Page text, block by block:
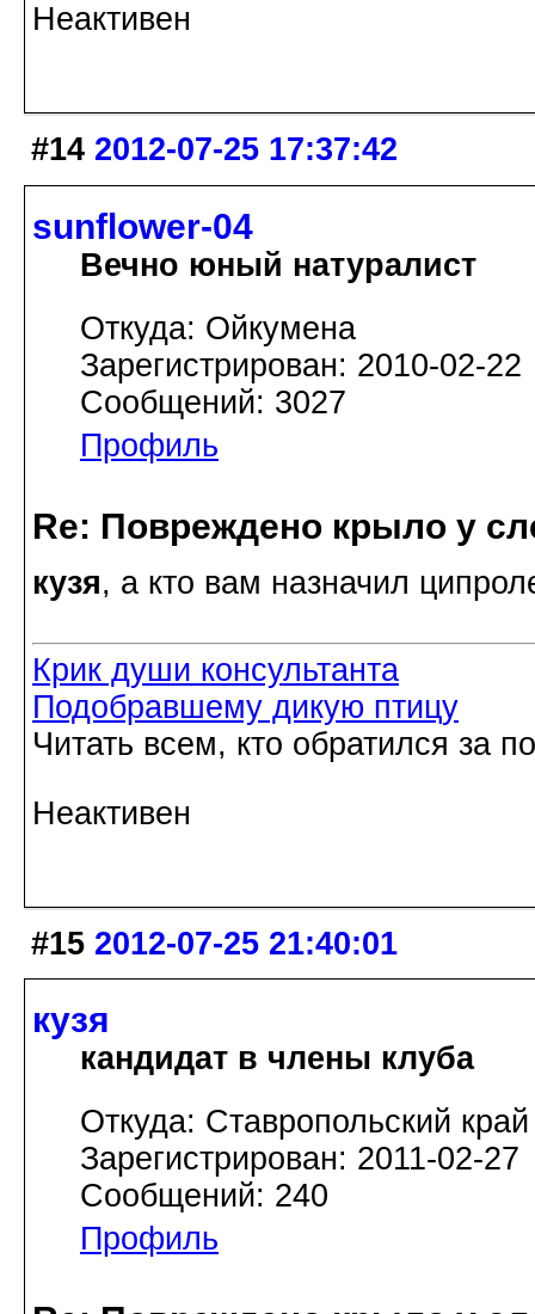
Неактивен
#14 2012-07-25 17:37:42
sunflower-04
Вечно юный натуралист
Откуда: Ойкумена
Зарегистрирован: 2010-02-22
Сообщений: 3027
Профиль
Re: Повреждено крыло у
кузя, а кто вам назначил
Крик души консультанта
Подобравшему дикую птицу
Читать всем, кто обратился за
Неактивен
#15 2012-07-25 21:40:01
кузя
кандидат в члены клуба
Откуда: Ставропольский край
Зарегистрирован: 2011-02-27
Сообщений: 240
Профиль